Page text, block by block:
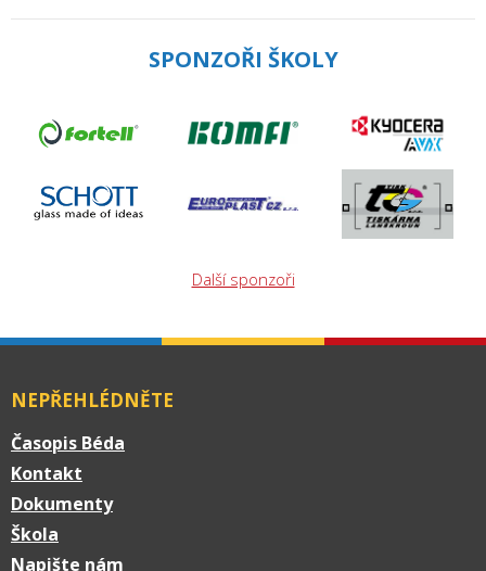
SPONZOŘI ŠKOLY
Další sponzoři
NEPŘEHLÉDNĚTE
Časopis Béda
Kontakt
Dokumenty
Škola
Napište nám